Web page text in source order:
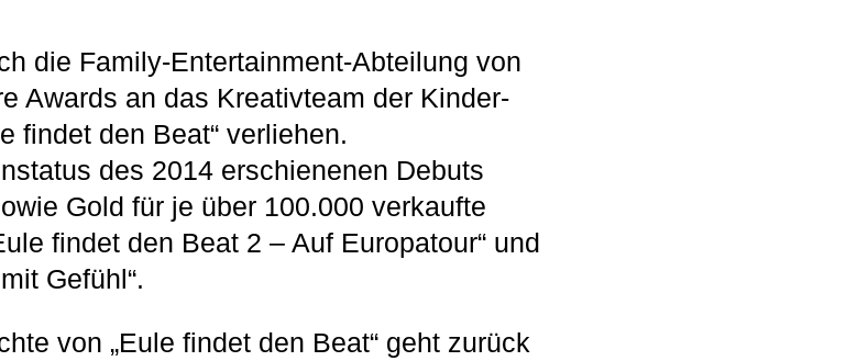
die Family-Entertainment-Abteilung von
Awards an das Kreativteam der Kinder-
findet den Beat“ verliehen.
des 2014 erschienenen Debuts
Gold für je über 100.000 verkaufte
findet den Beat 2 – Auf Europatour“ und
Gefühl“.
von „Eule findet den Beat“ geht zurück